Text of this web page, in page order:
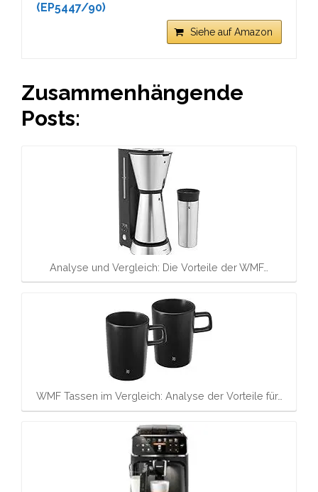
(EP5447/90)
Siehe auf Amazon
Zusammenhängende
Posts:
Analyse und Vergleich: Die Vorteile der WMF…
WMF Tassen im Vergleich: Analyse der Vorteile für…